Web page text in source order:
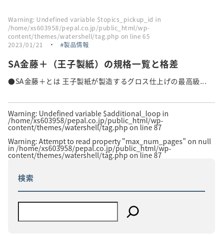
Warning: Undefined variable $topics_pickup_id in
/home/xs603958/pepal.co.jp/public_html/wp-
content/themes/watershell/tag.php on line65
2023/01/21
・ 製品情報
SA金藤＋（王子製紙）の規格一覧と格差
●SA金藤＋とは 王子製紙が製造するグロス仕上げの最高級...
Warning: Undefined variable $additional_loop in
/home/xs603958/pepal.co.jp/public_html/wp-
content/themes/watershell/tag.phpon line87
Warning: Attempt to read property "max_num_pages" on null
in /home/xs603958/pepal.co.jp/public_html/wp-
content/themes/watershell/tag.php on line87
検索